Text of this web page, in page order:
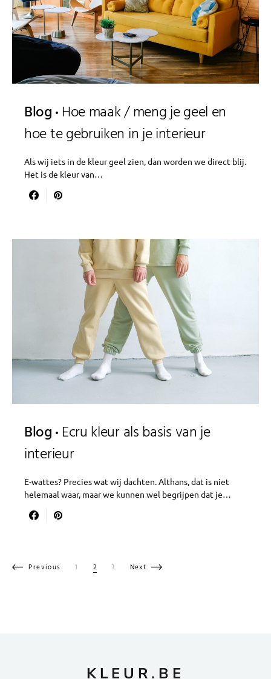
Blog Hoe maak / meng je geel en
hoe te gebruiken in je interieur
Als wij iets in de kleur geel zien, dan worden we direct blij.
Het is de kleur van…
Blog Ecru kleur als basis van je
interieur
E-wattes? Precies wat wij dachten. Althans, dat is niet
helemaal waar, maar we kunnen wel begrijpen dat je…
Berichten paginering
Previous 1 2 3 Next
KLEUR.BE